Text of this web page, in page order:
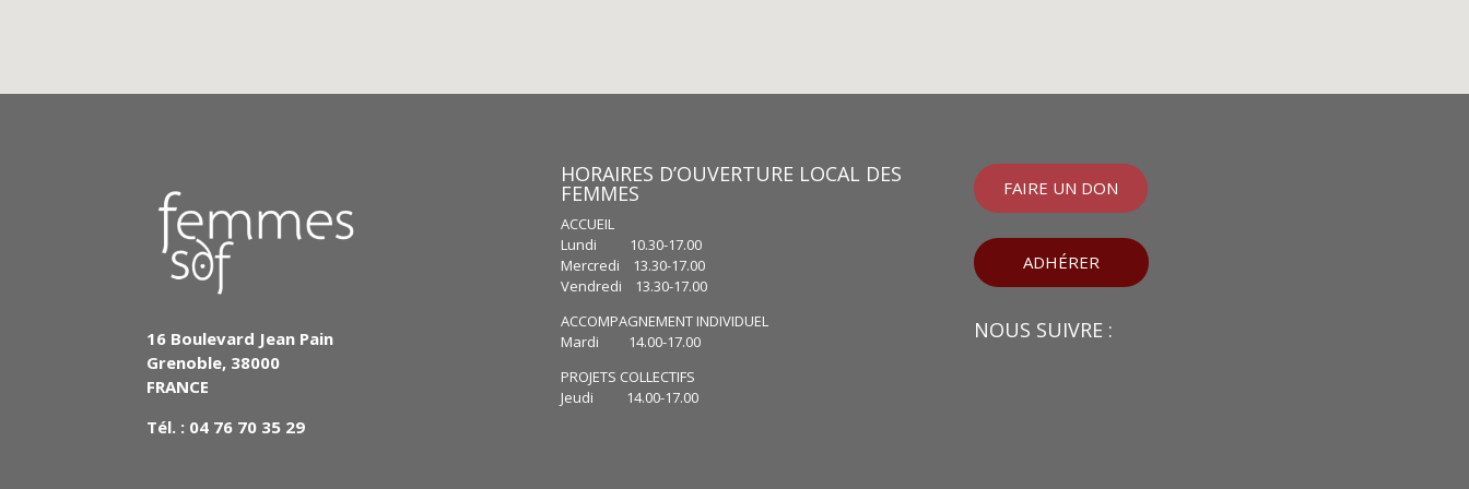
16 Boulevard Jean Pain
Grenoble, 38000
FRANCE
Tél. : 04 76 70 35 29
HORAIRES D’OUVERTURE LOCAL DES
FEMMES
ACCUEIL
Lundi 10.30-17.00
Mercredi 13.30-17.00
Vendredi 13.30-17.00
ACCOMPAGNEMENT INDIVIDUEL
Mardi 14.00-17.00
PROJETS COLLECTIFS
Jeudi 14.00-17.00
FAIRE UN DON
ADHÉRER
NOUS SUIVRE :